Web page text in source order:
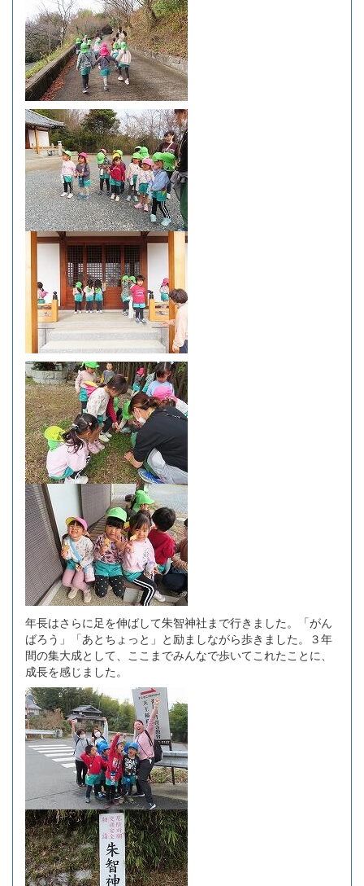
年長はさらに足を伸ばして朱智神社まで行きました。「がん
ばろう」「あとちょっと」と励ましながら歩きました。３年
間の集大成として、ここまでみんなで歩いてこれたことに、
成長を感じました。